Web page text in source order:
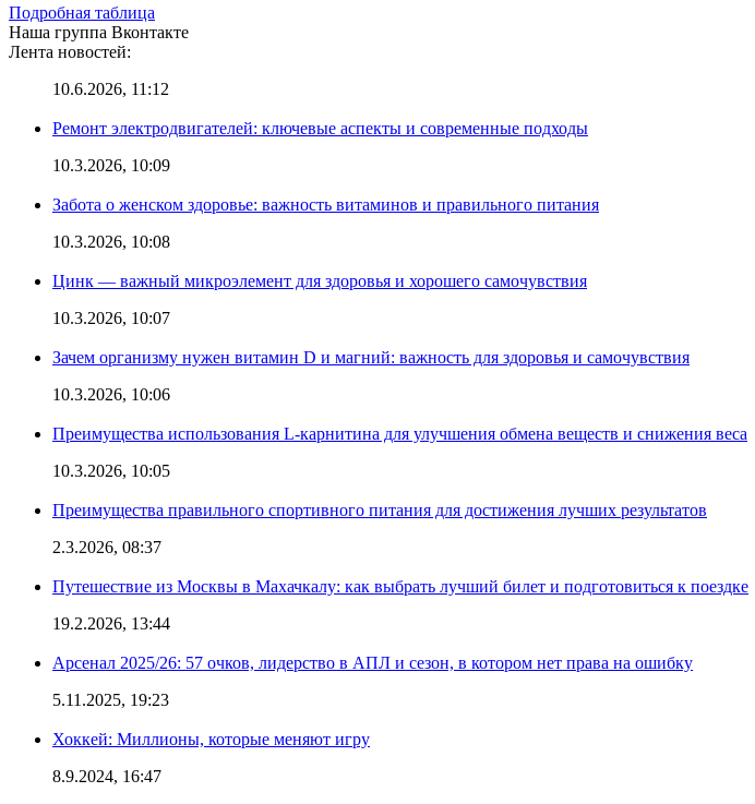
Подробная таблица
Наша группа Вконтакте
Лента новостей:
10.6.2026, 11:12
Ремонт электродвигателей: ключевые аспекты и современные подходы
10.3.2026, 10:09
Забота о женском здоровье: важность витаминов и правильного питания
10.3.2026, 10:08
Цинк — важный микроэлемент для здоровья и хорошего самочувствия
10.3.2026, 10:07
Зачем организму нужен витамин D и магний: важность для здоровья и самочувствия
10.3.2026, 10:06
Преимущества использования L-карнитина для улучшения обмена веществ и снижения веса
10.3.2026, 10:05
Преимущества правильного спортивного питания для достижения лучших результатов
2.3.2026, 08:37
Путешествие из Москвы в Махачкалу: как выбрать лучший билет и подготовиться к поездке
19.2.2026, 13:44
Арсенал 2025/26: 57 очков, лидерство в АПЛ и сезон, в котором нет права на ошибку
5.11.2025, 19:23
Хоккей: Миллионы, которые меняют игру
8.9.2024, 16:47